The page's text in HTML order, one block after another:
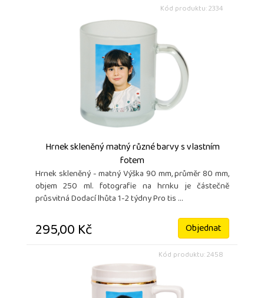
Kód produktu: 2334
Hrnek skleněný matný různé barvy s vlastním
fotem
Hrnek skleněný - matný Výška 90 mm, průměr 80 mm,
objem 250 ml. fotografie na hrnku je částečně
průsvitná Dodací lhůta 1-2 týdny Pro tis ...
295,00 Kč Objednat
Kód produktu: 2458